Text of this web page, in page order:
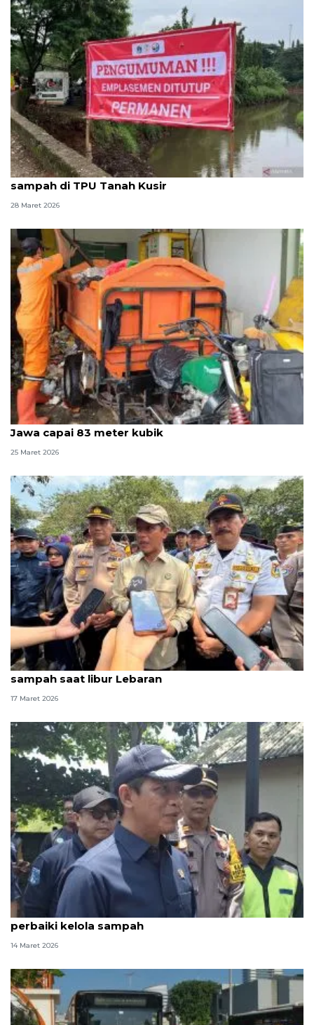
DKI kemarin, tiket arus balik Lebaran hingga
sampah di TPU Tanah Kusir
28 Maret 2026
Volume sampah libur Lebaran di Pulau Untung
Jawa capai 83 meter kubik
25 Maret 2026
Menteri LH ingatkan pemda potensi kenaikan
sampah saat libur Lebaran
17 Maret 2026
Menteri LH panggil pengelola rest area yang tak
perbaiki kelola sampah
14 Maret 2026